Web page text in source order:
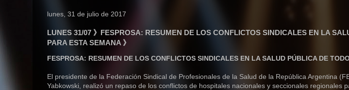
lunes, 31 de julio de 2017
LUNES 31/07 》FESPROSA: RESUMEN DE LOS CONFLICTOS SINDICALES EN LA
PARA ESTA SEMANA 》
FESPROSA: RESUMEN DE LOS CONFLICTOS SINDICALES EN LA SALUD PÚBLICA DE
El presidente de la Federación Sindical de Profesionales de la Salud de la República Argentina
Yabkowski, realizó un repaso de los conflictos de hospitales nacionales y seccionales regionales